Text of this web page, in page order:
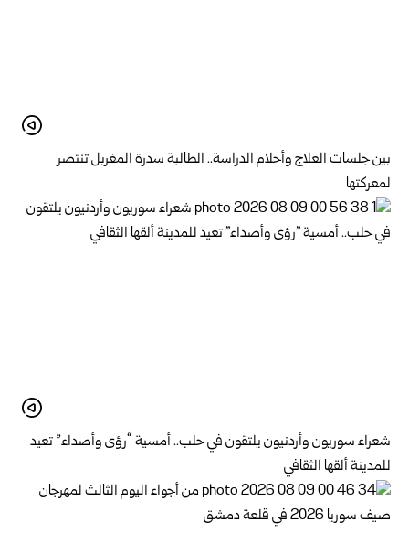
بين جلسات العلاج وأحلام الدراسة.. الطالبة سدرة المغربل تنتصر
لمعركتها
شعراء سوريون وأردنيون يلتقون في حلب.. أمسية “رؤى وأصداء” تعيد
للمدينة ألقها الثقافي